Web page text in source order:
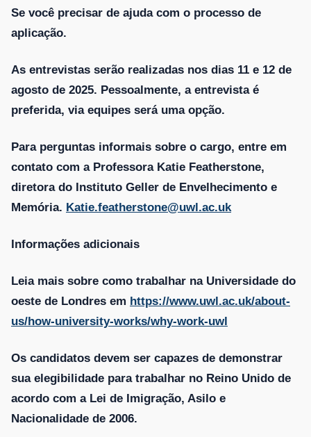
Se você precisar de ajuda com o processo de
aplicação.
As entrevistas serão realizadas nos dias 11 e 12 de
agosto de 2025. Pessoalmente, a entrevista é
preferida, via equipes será uma opção.
Para perguntas informais sobre o cargo, entre em
contato com a Professora Katie Featherstone,
diretora do Instituto Geller de Envelhecimento e
Memória. Katie.featherstone@uwl.ac.uk
Informações adicionais
Leia mais sobre como trabalhar na Universidade do
oeste de Londres em https://www.uwl.ac.uk/about-
us/how-university-works/why-work-uwl
Os candidatos devem ser capazes de demonstrar
sua elegibilidade para trabalhar no Reino Unido de
acordo com a Lei de Imigração, Asilo e
Nacionalidade de 2006.